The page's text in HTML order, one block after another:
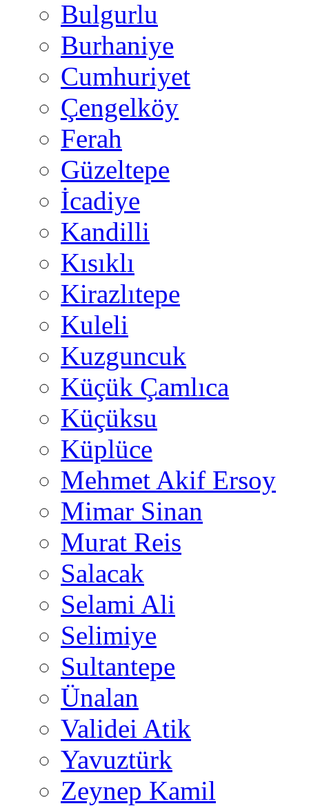
Bulgurlu
Burhaniye
Cumhuriyet
Çengelköy
Ferah
Güzeltepe
İcadiye
Kandilli
Kısıklı
Kirazlıtepe
Kuleli
Kuzguncuk
Küçük Çamlıca
Küçüksu
Küplüce
Mehmet Akif Ersoy
Mimar Sinan
Murat Reis
Salacak
Selami Ali
Selimiye
Sultantepe
Ünalan
Validei Atik
Yavuztürk
Zeynep Kamil